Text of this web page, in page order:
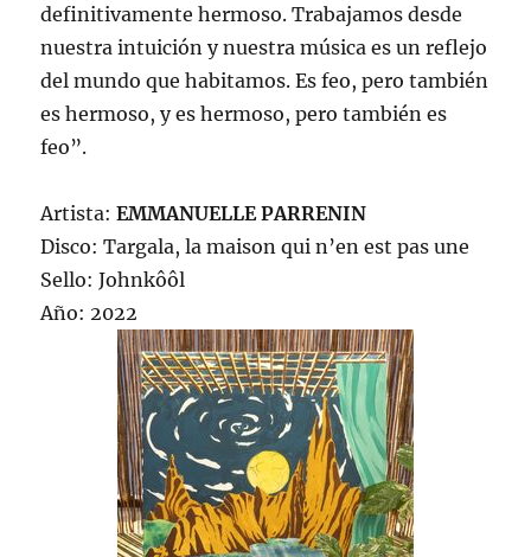
definitivamente hermoso. Trabajamos desde
nuestra intuición y nuestra música es un reflejo
del mundo que habitamos. Es feo, pero también
es hermoso, y es hermoso, pero también es
feo”.
Artista:EMMANUELLE PARRENIN
Disco: Targala, la maison qui n’en est pas une
Sello: Johnkôôl
Año: 2022